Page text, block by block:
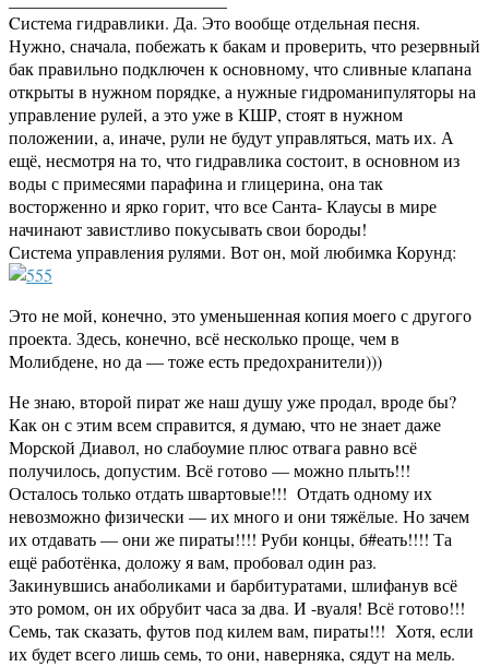
Cистема гидравлики. Да. Это вообще отдельная песня.
Нужно, сначала, побежать к бакам и проверить, что резервный
бак правильно подключен к основному, что сливные клапана
открыты в нужном порядке, а нужные гидроманипуляторы на
управление рулей, а это уже в КШР, стоят в нужном
положении, а, иначе, рули не будут управляться, мать их. А
ещё, несмотря на то, что гидравлика состоит, в основном из
воды с примесями парафина и глицерина, она так
восторженно и ярко горит, что все Санта- Клаусы в мире
начинают завистливо покусывать свои бороды!
Система управления рулями. Вот он, мой любимка Корунд:
Это не мой, конечно, это уменьшенная копия моего с другого
проекта. Здесь, конечно, всё несколько проще, чем в
Молибдене, но да — тоже есть предохранители)))
Не знаю, второй пират же наш душу уже продал, вроде бы?
Как он с этим всем справится, я думаю, что не знает даже
Морской Диавол, но слабоумие плюс отвага равно всё
получилось, допустим. Всё готово — можно плыть!!!
Осталось только отдать швартовые!!! Отдать одному их
невозможно физически — их много и они тяжёлые. Но зачем
их отдавать — они же пираты!!!! Руби концы, б#еать!!!! Та
ещё работёнка, доложу я вам, пробовал один раз.
Закинувшись анаболиками и барбитуратами, шлифанув всё
это ромом, он их обрубит часа за два. И -вуаля! Всё готово!!!
Семь, так сказать, футов под килем вам, пираты!!! Хотя, если
их будет всего лишь семь, то они, наверняка, сядут на мель.